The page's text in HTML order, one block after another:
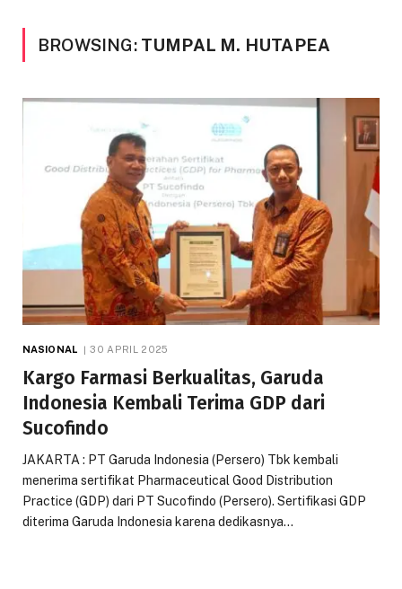
BROWSING: TUMPAL M. HUTAPEA
NASIONAL 30 APRIL 2025
Kargo Farmasi Berkualitas, Garuda
Indonesia Kembali Terima GDP dari
Sucofindo
JAKARTA : PT Garuda Indonesia (Persero) Tbk kembali
menerima sertifikat Pharmaceutical Good Distribution
Practice (GDP) dari PT Sucofindo (Persero). Sertifikasi GDP
diterima Garuda Indonesia karena dedikasnya…